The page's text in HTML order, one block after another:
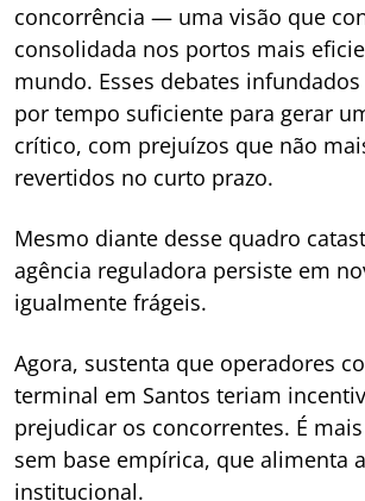
concorrência — uma visão que
consolidada nos portos mais
mundo. Esses debates
por tempo suficiente para gerar
crítico, com prejuízos que não
revertidos no curto prazo.
Mesmo diante desse quadro
agência reguladora persiste em
igualmente frágeis.
Agora, sustenta que operadores
terminal em Santos teriam
prejudicar os concorrentes. É
sem base empírica, que alimenta
institucional.